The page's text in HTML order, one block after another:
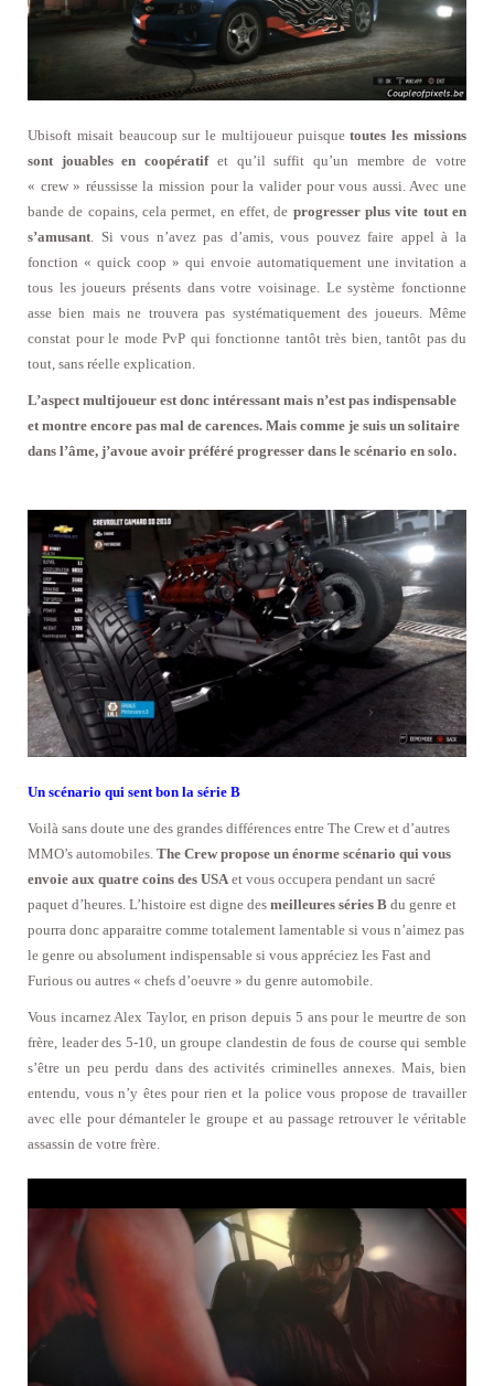
Ubisoft misait beaucoup sur le multijoueur puisquetoutes les missions
sont jouables en coopératifet qu’il suffit qu’un membre de votre
« crew » réussisse la mission pour la valider pour vous aussi. Avec une
bande de copains, cela permet, en effet, de progresser plus vite tout en
s’amusant . Si vous n’avez pas d’amis, vous pouvez faire appel à la
fonction « quick coop » qui envoie automatiquement une invitation a
tous les joueurs présents dans votre voisinage. Le système fonctionne
asse bien mais ne trouvera pas systématiquement des joueurs. Même
constat pour le mode PvP qui fonctionne tantôt très bien, tantôt pas du
tout, sans réelle explication.
L’aspect multijoueur est donc intéressant mais n’est pas indispensable
et montre encore pas mal de carences. Mais comme je suis un solitaire
dans l’âme, j’avoue avoir préféré progresser dans le scénario en solo.
Un scénario qui sent bon la série B
Voilà sans doute une des grandes différences entre The Crew et d’autres
MMO’s automobiles. The Crew propose un énorme scénario qui vous
envoie aux quatre coins des USA et vous occupera pendant un sacré
paquet d’heures. L’histoire est digne des meilleures séries B du genre et
pourra donc apparaitre comme totalement lamentable si vous n’aimez pas
le genre ou absolument indispensable si vous appréciez les Fast and
Furious ou autres « chefs d’oeuvre » du genre automobile.
Vous incarnez Alex Taylor, en prison depuis 5 ans pour le meurtre de son
frère, leader des 5-10, un groupe clandestin de fous de course qui semble
s’être un peu perdu dans des activités criminelles annexes. Mais, bien
entendu, vous n’y êtes pour rien et la police vous propose de travailler
avec elle pour démanteler le groupe et au passage retrouver le véritable
assassin de votre frère.